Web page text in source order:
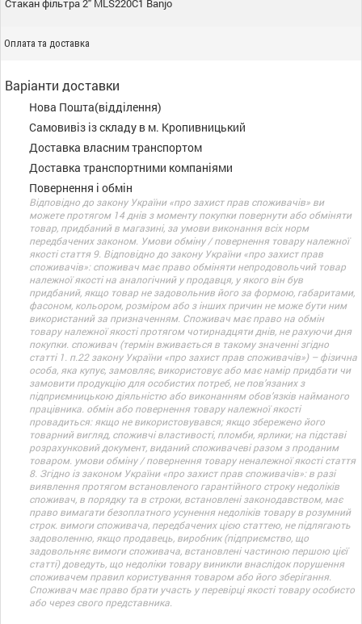
Стакан фільтра 2" MLS220C1 Banjo
Оплата та доставка
Варіанти доставки
Нова Пошта(відділення)
Самовивіз із складу в м. Кропивницький
Доставка власним транспортом
Доставка транспортними компаніями
Повернення і обмін
Відповідно до закону України «про захист прав споживачів» ви
можете протягом 14 днів з моменту покупки повернути або обміняти
товар, придбаний в магазині, за умови виконання всіх норм
передбачених законом. Умови обміну / повернення товару належної
якості стаття 9. Відповідно до закону України «про захист прав
споживачів»: споживач має право обміняти непродовольчий товар
належної якості на аналогічний у продавця, у якого він був
придбаний, якщо товар не задовольнив його за формою, габаритами,
фасоном, кольором, розміром або з інших причин не може бути ним
використаний за призначенням. Споживач має право на обмін
товару належної якості протягом чотирнадцяти днів, не рахуючи дня
покупки. споживач (термін вживається в такому значенні згідно
статті 1. п.22 закону України «про захист прав споживачів») – фізична
особа, яка купує, замовляє, використовує або має намір придбати чи
замовити продукцію для особистих потреб, не пов’язаних з
підприємницькою діяльністю або виконанням обов’язків найманого
працівника. обмін або повернення товару належної якості
провадиться: якщо не використовувався; якщо збережено його
товарний вигляд, споживчі властивості, пломби, ярлики; на підставі
розрахунковий документ, виданий споживачеві разом з проданим
товаром. умови обміну / повернення товару неналежної якості стаття
8. Згідно із законом України «про захист прав споживачів»: в разі
виявлення протягом встановленого гарантійного строку недоліків
споживач, в порядку та в строки, встановлені законодавством, має
право вимагати безоплатного усунення недоліків товару в розумний
строк. вимоги споживача, передбачених цією статтею, не підлягають
задоволенню, якщо продавець, виробник (підприємство, що
задовольняє вимоги споживача, встановлені частиною першою цієї
статті) доведуть, що недоліки товару виникли внаслідок порушення
споживачем правил користування товаром або його зберігання.
Споживач має право брати участь у перевірці якості товару особисто
або через свого представника.